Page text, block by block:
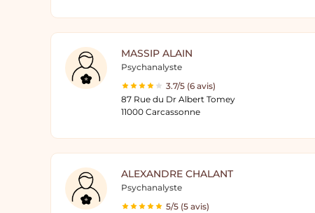
MASSIP ALAIN
Psychanalyste
3.7/5 (6 avis)
87 Rue du Dr Albert Tomey
11000 Carcassonne
ALEXANDRE CHALANT
Psychanalyste
5/5 (5 avis)